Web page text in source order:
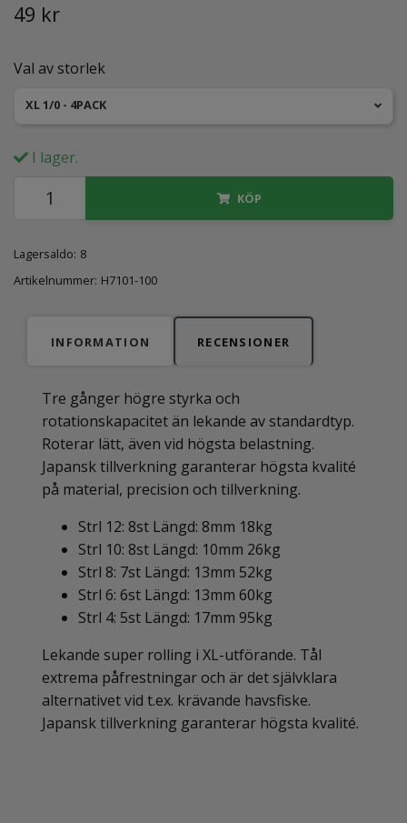
49 kr
Val av storlek
XL 1/0 - 4PACK
I lager.
KÖP
Lagersaldo: 8
Artikelnummer: H7101-100
INFORMATION RECENSIONER
Tre gånger högre styrka och
rotationskapacitet än lekande av standardtyp.
Roterar lätt, även vid högsta belastning.
Japansk tillverkning garanterar högsta kvalité
på material, precision och tillverkning.
Strl 12: 8st Längd: 8mm 18kg
Strl 10: 8st Längd: 10mm 26kg
Strl 8: 7st Längd: 13mm 52kg
Strl 6: 6st Längd: 13mm 60kg
Strl 4: 5st Längd: 17mm 95kg
Lekande super rolling i XL-utförande. Tål
extrema påfrestningar och är det självklara
alternativet vid t.ex. krävande havsfiske.
Japansk tillverkning garanterar högsta kvalité.